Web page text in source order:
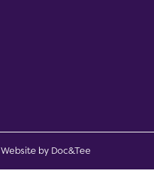
Website by Doc&Tee(opens new